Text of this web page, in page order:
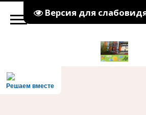
Версия для
Решаем вместе